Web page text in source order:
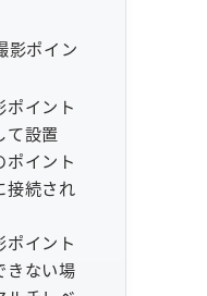
影ポイン
ポイント
て設置
ポイント
接続され
ポイント
きない場